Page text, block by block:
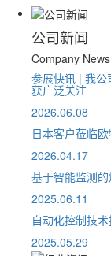
公司新闻
Company News
参展快讯 | 我公
获广泛关注
2026.06.08
日本客户莅临
2026.04.17
基于智能监测
2025.06.11
自动化控制技
2025.05.29